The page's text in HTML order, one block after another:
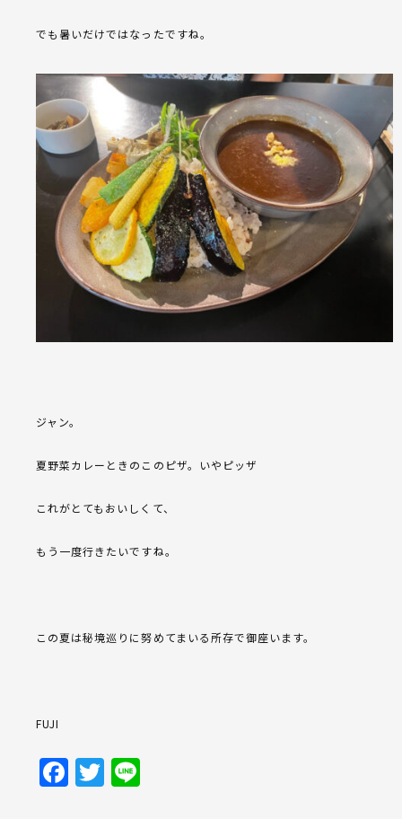
でも暑いだけではなったですね。
ジャン。
夏野菜カレーときのこのピザ。いやピッザ
これがとてもおいしくて、
もう一度行きたいですね。
この夏は秘境巡りに努めてまいる所存で御座います。
FUJI
Facebook
Twitter